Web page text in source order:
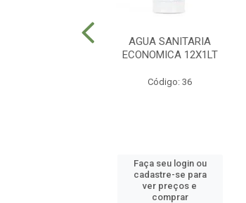
AGUA SANITARIA
ECONOMICA 12X1LT
Código: 36
Faça seu login ou
cadastre-se para
ver preços e
comprar